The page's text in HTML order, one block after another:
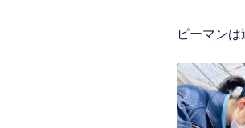
ピーマンは